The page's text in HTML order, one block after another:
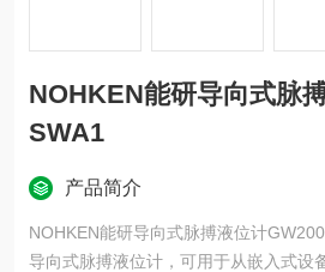
NOHKEN能研导向式脉
SWA1
产品简介
NOHKEN能研导向式脉搏液位计
导向式脉搏液位计，可用于从嵌入式设